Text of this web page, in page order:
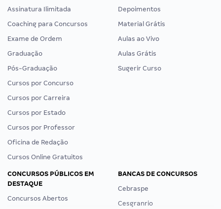
Assinatura Ilimitada
Coaching para Concursos
Exame de Ordem
Graduação
Pós-Graduação
Cursos por Concurso
Cursos por Carreira
Cursos por Estado
Cursos por Professor
Oficina de Redação
Cursos Online Gratuitos
Depoimentos
Material Grátis
Aulas ao Vivo
Aulas Grátis
Sugerir Curso
CONCURSOS PÚBLICOS EM
DESTAQUE
Concursos Abertos
BANCAS DE CONCURSOS
Cebraspe
Cesgranrio